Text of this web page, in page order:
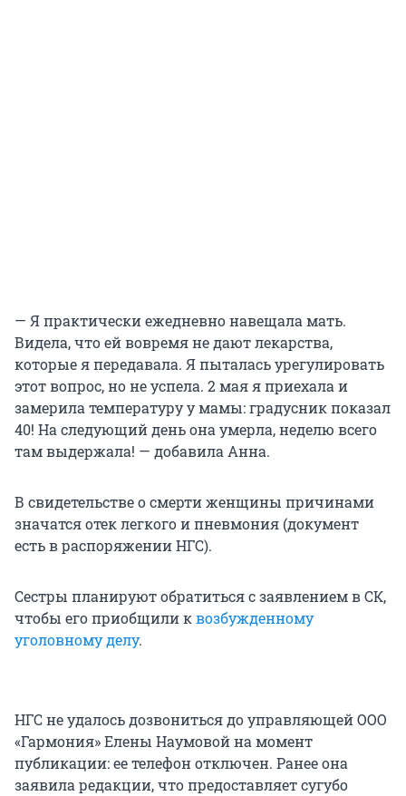
— Я практически ежедневно навещала мать.
Видела, что ей вовремя не дают лекарства,
которые я передавала. Я пыталась урегулировать
этот вопрос, но не успела. 2 мая я приехала и
замерила температуру у мамы: градусник показал
40! На следующий день она умерла, неделю всего
там выдержала! — добавила Анна.
В свидетельстве о смерти женщины причинами
значатся отек легкого и пневмония (документ
есть в распоряжении НГС).
Сестры планируют обратиться с заявлением в СК,
чтобы его приобщили квозбужденному
уголовному делу.
НГС не удалось дозвониться до управляющей ООО
«Гармония» Елены Наумовой на момент
публикации: ее телефон отключен. Ранее она
заявила редакции, что предоставляет сугубо